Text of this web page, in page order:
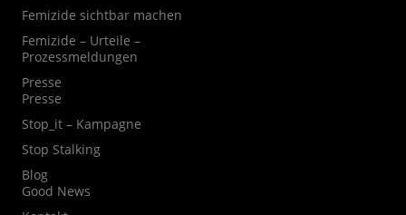
Femizide sichtbar machen
Femizide – Urteile –
Prozessmeldungen
Presse
Presse
Stop_it – Kampagne
Stop Stalking
Blog
Good News